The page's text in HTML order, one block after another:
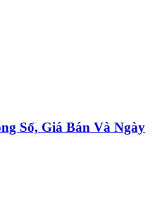
Số, Giá Bán Và Ngày